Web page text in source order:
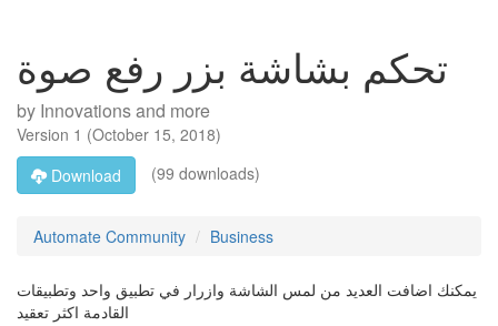
تحكم بشاشة بزر رفع صوة
by Innovations and more
Version 1 (October 15, 2018)
Download
(99 downloads)
Automate Community Business
يمكنك اضافت العديد من لمس الشاشة وازرار في تطبيق واحد وتطبيقات
القادمة اكثر تعقيد